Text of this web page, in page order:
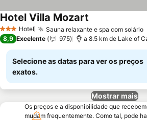
3 EstrelasHotel Sauna relaxante e spa com solário
Hotel Villa Mozart
8,9 Excelente 975 a 8.5 km de Lake of
Selecione as datas para ver os preços
exatos.
Mostrar mais
Os preços e a disponibilidade que
mudam frequentemente. Como tal, pode